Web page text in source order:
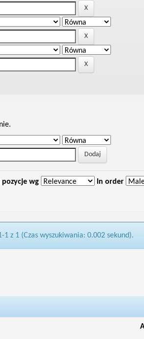
wg In order
1 z 1 (Czas wyszukiwania: 0.002 sekund).